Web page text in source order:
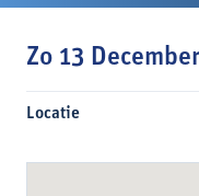
Zo 13
Locatie